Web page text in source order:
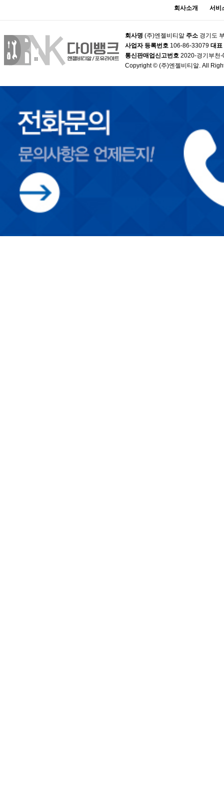
회사소개 서비
회사명 (주)엔젤비티알 주소 경기도
사업자 등록번호 106-86-33079 대표
통신판매업신고번호 2020-경기부천
Copyright © (주)엔젤비티알. All